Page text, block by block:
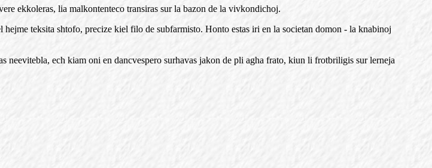
ekkoleras, lia malkontenteco transiras sur la bazon de la vivkondichoj.
teksita shtofo, precize kiel filo de subfarmisto. Honto estas iri en la societan domon - la knabinoj
ech kiam oni en dancvespero surhavas jakon de pli agha frato, kiun li frotbriligis sur lerneja